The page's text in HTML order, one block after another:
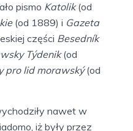
pismo Katolik(od
(od 1889) i Gazeta
części Besedník
Týdenik(od
pro lid morawský(od
nawet w
iż były przez